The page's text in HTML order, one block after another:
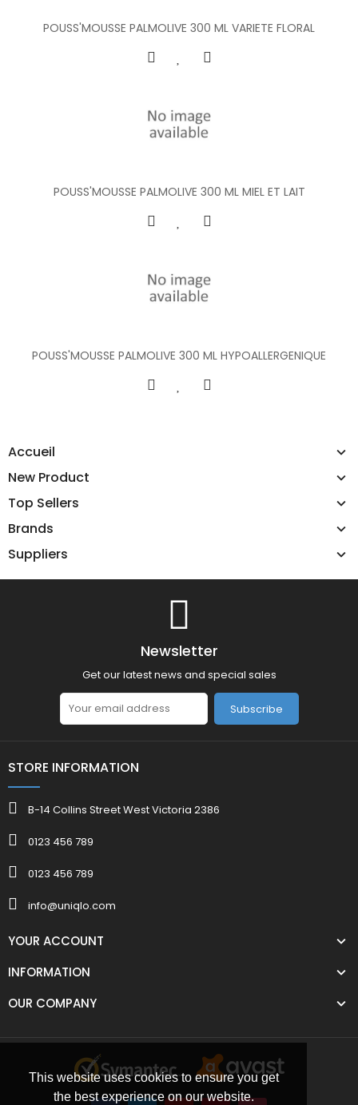
This website uses cookies to ensure you get
the best experience on our website.
Accueil
New Product
Top Sellers
Brands
Suppliers
POUSS'MOUSSE PALMOLIVE 300 ML VARIETE FLORAL
POUSS'MOUSSE PALMOLIVE 300 ML MIEL ET LAIT
POUSS'MOUSSE PALMOLIVE 300 ML HYPOALLERGENIQUE
Newsletter
Get our latest news and special sales
Subscribe
STORE INFORMATION
B-14 Collins Street West Victoria 2386
0123 456 789
0123 456 789
info@uniqlo.com
YOUR ACCOUNT
INFORMATION
OUR COMPANY